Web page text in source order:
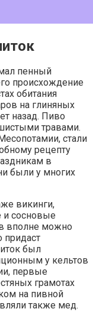
пенный
происхождение
обитания
на глиняных
назад. Пиво
травами.
стали
рецепту
в
были у многих
викинги,
и сосновые
вполне можно
придаст
был
у кельтов
первые
грамотах
на пивной
также мед.